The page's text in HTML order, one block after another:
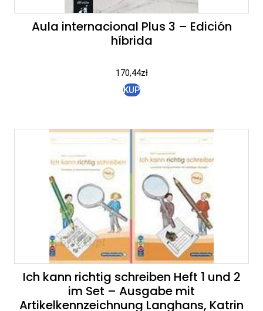
Aula internacional Plus 3 – Edición
híbrida
170,44zł
KUP
Ich kann richtig schreiben Heft 1 und 2
im Set – Ausgabe mit
Artikelkennzeichnung Langhans, Katrin